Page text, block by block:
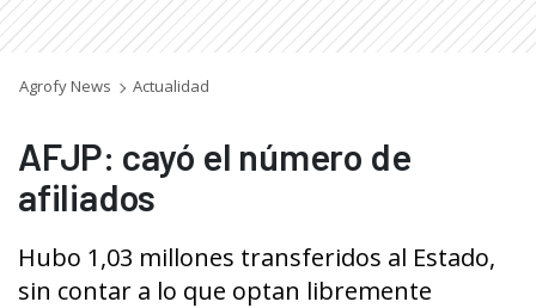
Agrofy News Actualidad
AFJP: cayó el número de
afiliados
Hubo 1,03 millones transferidos al Estado,
sin contar a lo que optan libremente